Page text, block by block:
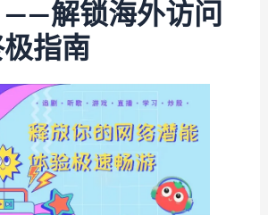
解锁海外访问
指南